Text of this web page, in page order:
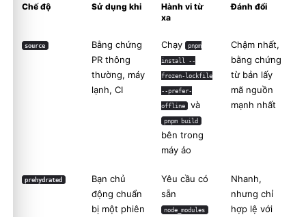
Chế độ Sử dụng khi
Hành vi từ
xa
Đánh đổi
source
Bằng chứng
PR thông
thường, máy
lạnh, CI
Chạy pnpm
install --
frozen-lockfile
--prefer-
offline và
pnpm build
bên trong
máy ảo
Chậm nhất,
bằng chứng
từ bản lấy
mã nguồn
mạnh nhất
prehydrated
Bạn chủ
động chuẩn
bị một phiên
Yêu cầu có
sẵn
node_modules
Nhanh,
nhưng chỉ
hợp lệ với